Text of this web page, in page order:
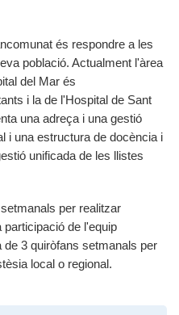
és respondre a les
població. Actualment l'àrea
del Mar és
i la de l'Hospital de Sant
una adreça i una gestió
i una estructura de docència i
unificada de les llistes
per realitzar
participació de l'equip
3 quiròfans setmanals per
local o regional.